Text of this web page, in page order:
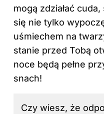
mogą zdziałać
się nie tylko
uśmiechem na
stanie przed Tobą
noce będą pełne
snach!
Czy wiesz, że